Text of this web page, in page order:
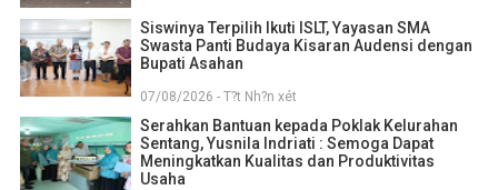
Siswinya Terpilih Ikuti ISLT, Yayasan SMA
Swasta Panti Budaya Kisaran Audensi dengan
Bupati Asahan
07/08/2026 - T?t Nh?n xét
Serahkan Bantuan kepada Poklak Kelurahan
Sentang, Yusnila Indriati : Semoga Dapat
Meningkatkan Kualitas dan Produktivitas
Usaha